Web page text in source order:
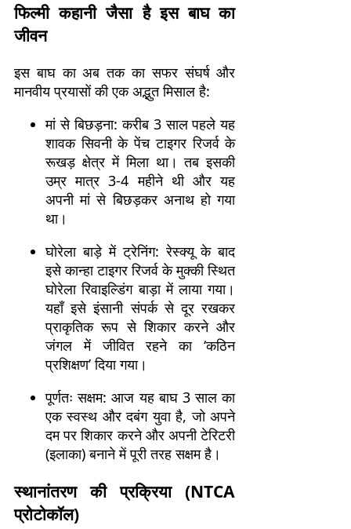
फिल्मी कहानी जैसा है इस बाघ का
जीवन
इस बाघ का अब तक का सफर संघर्ष और
मानवीय प्रयासों की एक अद्भुत मिसाल है:
मां से बिछड़ना: करीब 3 साल पहले यह
शावक सिवनी के पेंच टाइगर रिजर्व के
रूखड़ क्षेत्र में मिला था। तब इसकी
उम्र मात्र 3-4 महीने थी और यह
अपनी मां से बिछड़कर अनाथ हो गया
था।
घोरेला बाड़े में ट्रेनिंग: रेस्क्यू के बाद
इसे कान्हा टाइगर रिजर्व के मुक्की स्थित
घोरेला रिवाइल्डिंग बाड़ा में लाया गया।
यहाँ इसे इंसानी संपर्क से दूर रखकर
प्राकृतिक रूप से शिकार करने और
जंगल में जीवित रहने का ‘कठिन
प्रशिक्षण’ दिया गया।
पूर्णतः सक्षम: आज यह बाघ 3 साल का
एक स्वस्थ और दबंग युवा है, जो अपने
दम पर शिकार करने और अपनी टेरिटरी
(इलाका) बनाने में पूरी तरह सक्षम है।
स्थानांतरण की प्रक्रिया (NTCA
प्रोटोकॉल)